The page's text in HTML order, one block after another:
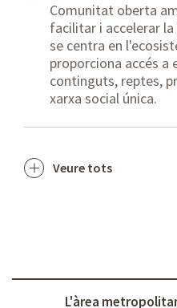
Comunitat oberta
facilitar i accelerar
se centra en
proporciona accés a
continguts, reptes,
xarxa social única.
Veure tots
L'àrea